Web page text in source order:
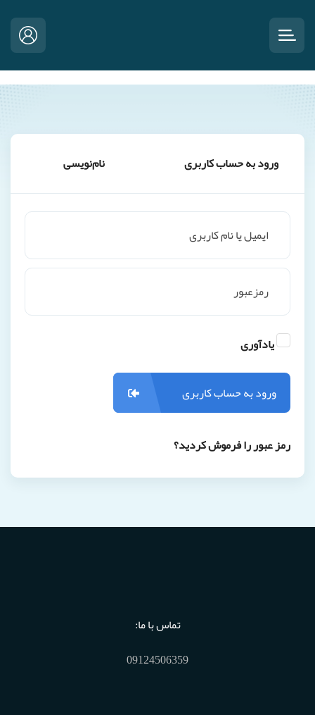
ورود به حساب کاربری نام‌نویسی
یادآوری
ورود به حساب کاربری
رمز عبور را فرموش کردید؟
تماس با ما:
09124506359